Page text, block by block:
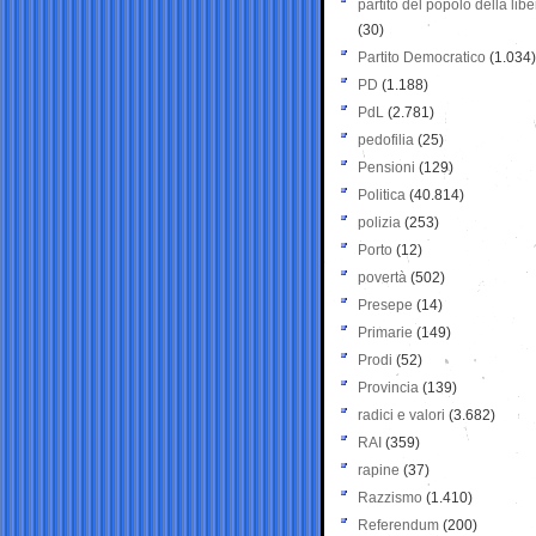
partito del popolo della
(30)
Partito Democratico (1.034)
PD (1.188)
PdL (2.781)
pedofilia (25)
Pensioni (129)
Politica (40.814)
polizia (253)
Porto (12)
povertà (502)
Presepe (14)
Primarie (149)
Prodi (52)
Provincia (139)
radici e valori (3.682)
RAI (359)
rapine (37)
Razzismo (1.410)
Referendum (200)